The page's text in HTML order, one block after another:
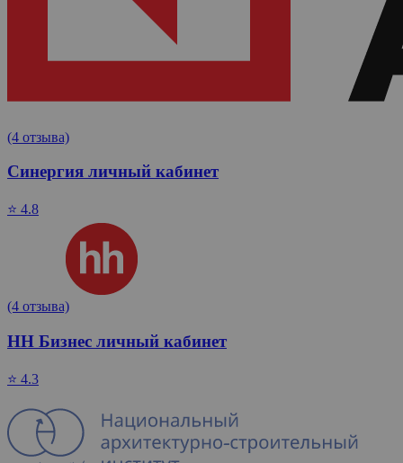
(4 отзыва)
Синергия личный кабинет
⭐ 4.8
(4 отзыва)
HH Бизнес личный кабинет
⭐ 4.3